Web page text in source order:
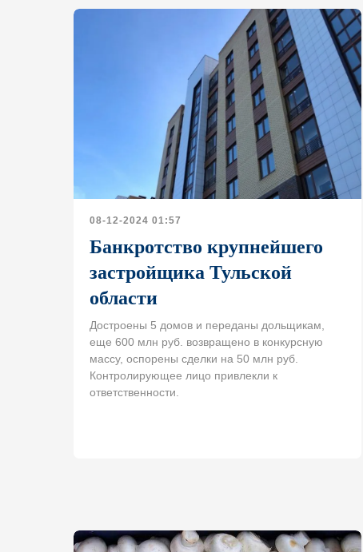
08-12-2024 01:57
Банкротство крупнейшего
застройщика Тульской
области
Достроены 5 домов и переданы дольщикам,
еще 600 млн руб. возвращено в конкурсную
массу, оспорены сделки на 50 млн руб.
Контролирующее лицо привлекли к
ответственности.